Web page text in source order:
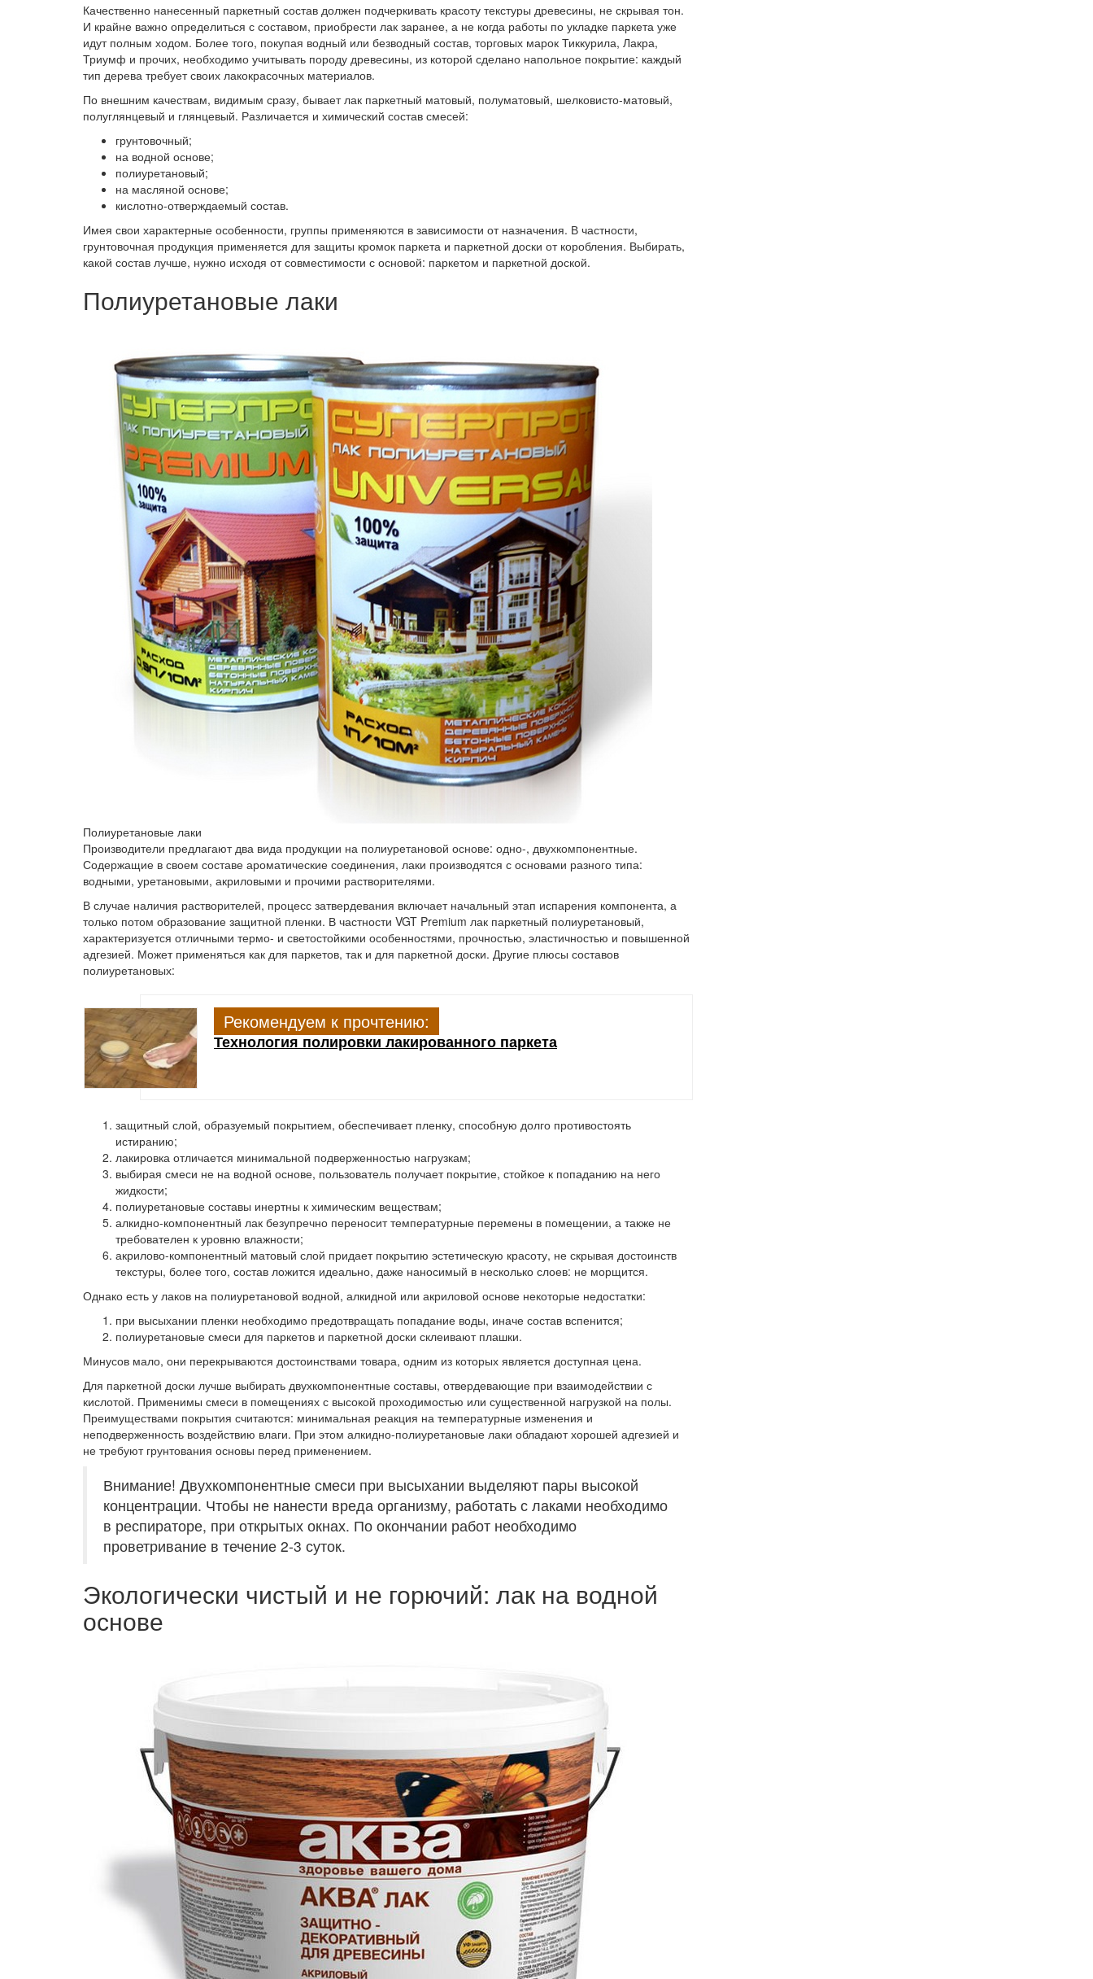
Качественно нанесенный паркетный состав должен подчеркивать красоту текстуры древесины, не скрывая тон.
И крайне важно определиться с составом, приобрести лак заранее, а не когда работы по укладке паркета уже
идут полным ходом. Более того, покупая водный или безводный состав, торговых марок Тиккурила, Лакра,
Триумф и прочих, необходимо учитывать породу древесины, из которой сделано напольное покрытие: каждый
тип дерева требует своих лакокрасочных материалов.
По внешним качествам, видимым сразу, бывает лак паркетный матовый, полуматовый, шелковисто-матовый,
полуглянцевый и глянцевый. Различается и химический состав смесей:
грунтовочный;
на водной основе;
полиуретановый;
на масляной основе;
кислотно-отверждаемый состав.
Имея свои характерные особенности, группы применяются в зависимости от назначения. В частности,
грунтовочная продукция применяется для защиты кромок паркета и паркетной доски от коробления. Выбирать,
какой состав лучше, нужно исходя от совместимости с основой: паркетом и паркетной доской.
Полиуретановые лаки
Полиуретановые лаки
Производители предлагают два вида продукции на полиуретановой основе: одно-, двухкомпонентные.
Содержащие в своем составе ароматические соединения, лаки производятся с основами разного типа:
водными, уретановыми, акриловыми и прочими растворителями.
В случае наличия растворителей, процесс затвердевания включает начальный этап испарения компонента, а
только потом образование защитной пленки. В частности VGT Premium лак паркетный полиуретановый,
характеризуется отличными термо- и светостойкими особенностями, прочностью, эластичностью и повышенной
адгезией. Может применяться как для паркетов, так и для паркетной доски. Другие плюсы составов
полиуретановых:
Рекомендуем к прочтению:
Технология полировки лакированного паркета
защитный слой, образуемый покрытием, обеспечивает пленку, способную долго противостоять
истиранию;
лакировка отличается минимальной подверженностью нагрузкам;
выбирая смеси не на водной основе, пользователь получает покрытие, стойкое к попаданию на него
жидкости;
полиуретановые составы инертны к химическим веществам;
алкидно-компонентный лак безупречно переносит температурные перемены в помещении, а также не
требователен к уровню влажности;
акрилово-компонентный матовый слой придает покрытию эстетическую красоту, не скрывая достоинств
текстуры, более того, состав ложится идеально, даже наносимый в несколько слоев: не морщится.
Однако есть у лаков на полиуретановой водной, алкидной или акриловой основе некоторые недостатки:
при высыхании пленки необходимо предотвращать попадание воды, иначе состав вспенится;
полиуретановые смеси для паркетов и паркетной доски склеивают плашки.
Минусов мало, они перекрываются достоинствами товара, одним из которых является доступная цена.
Для паркетной доски лучше выбирать двухкомпонентные составы, отвердевающие при взаимодействии с
кислотой. Применимы смеси в помещениях с высокой проходимостью или существенной нагрузкой на полы.
Преимуществами покрытия считаются: минимальная реакция на температурные изменения и
неподверженность воздействию влаги. При этом алкидно-полиуретановые лаки обладают хорошей адгезией и
не требуют грунтования основы перед применением.
Внимание! Двухкомпонентные смеси при высыхании выделяют пары высокой
концентрации. Чтобы не нанести вреда организму, работать с лаками необходимо
в респираторе, при открытых окнах. По окончании работ необходимо
проветривание в течение 2-3 суток.
Экологически чистый и не горючий: лак на водной
основе